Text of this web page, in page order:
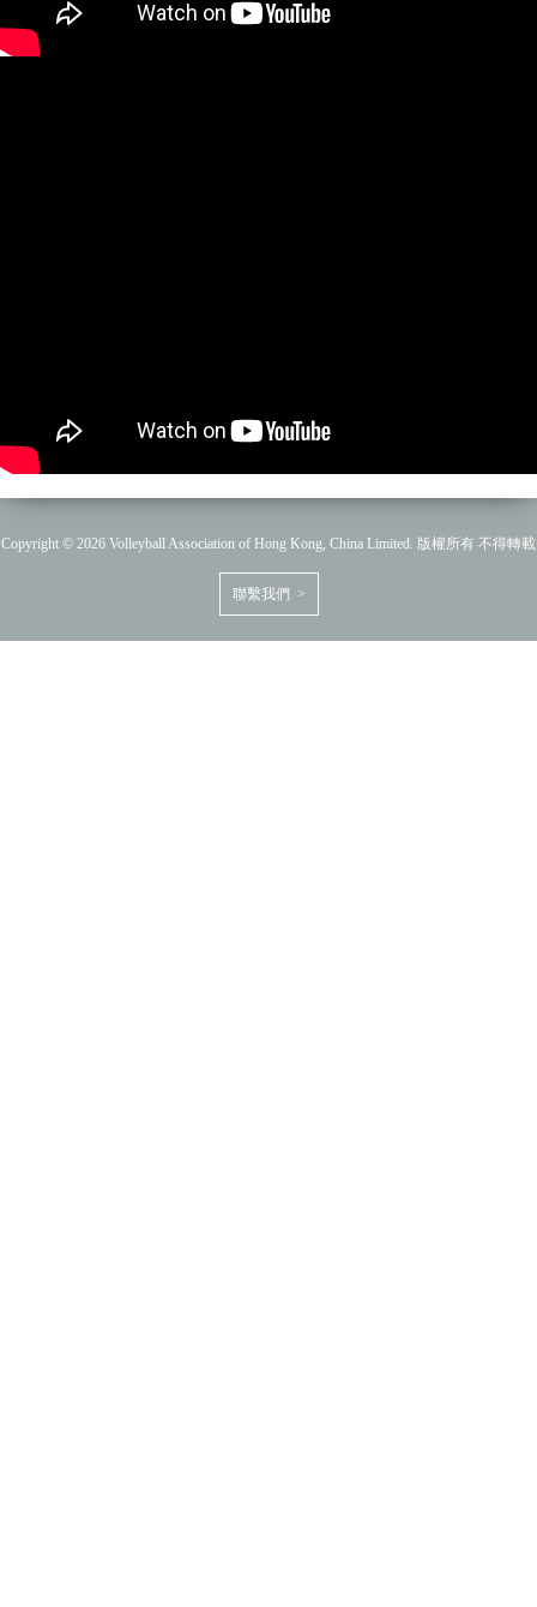
Copyright © 2026 Volleyball Association of Hong Kong, China Limited. 版權所有 不得轉載
聯繫我們 >